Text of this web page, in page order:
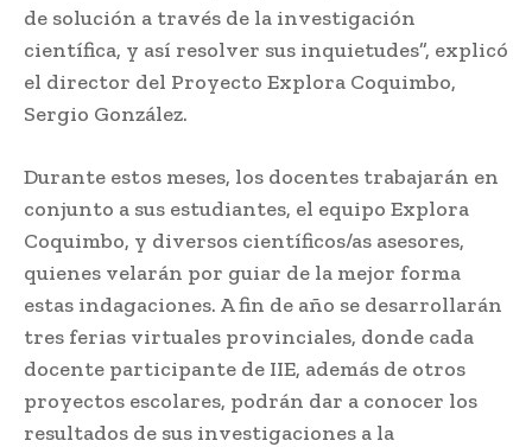
de solución a través de la investigación
científica, y así resolver sus inquietudes”, explicó
el director del Proyecto Explora Coquimbo,
Sergio González.
Durante estos meses, los docentes trabajarán en
conjunto a sus estudiantes, el equipo Explora
Coquimbo, y diversos científicos/as asesores,
quienes velarán por guiar de la mejor forma
estas indagaciones. A fin de año se desarrollarán
tres ferias virtuales provinciales, donde cada
docente participante de IIE, además de otros
proyectos escolares, podrán dar a conocer los
resultados de sus investigaciones a la